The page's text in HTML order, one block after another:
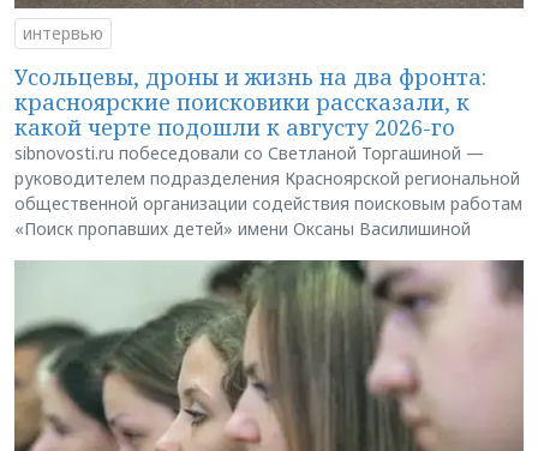
интервью
Усольцевы, дроны и жизнь на два фронта:
красноярские поисковики рассказали, к
какой черте подошли к августу 2026-го
sibnovosti.ru побеседовали со Светланой Торгашиной —
руководителем подразделения Красноярской региональной
общественной организации содействия поисковым работам
«Поиск пропавших детей» имени Оксаны Василишиной